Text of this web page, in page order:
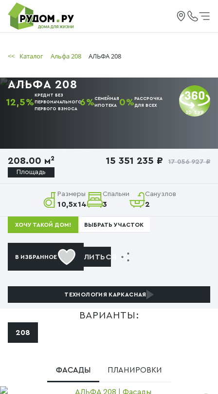
<< Каталог Альфа 208 АЛЬФА 208
АЛЬФА 208
12,5%
КРЕДИТ БЕЗ
ПЕРВОНАЧАЛЬНОГО
ПЕРВОГО ВЗНОСА
6%СЕМЕЙНАЯ
ИПОТЕКА
0%РАССРОЧКА
ДЛЯ ВСЕХ
3D ТУР
208.00 м²
Площадь
15 351 235 ₽ 17 056 927 ₽
Размеры
10,5x14
Спальни
3
Санузлов
2
ХОЧУ ТАКОЙ ДОМ! ВЫБРАТЬ УЧАСТОК
В ИЗБРАННОЕ ПОДЕЛИТЬСЯ
ТЕХНОЛОГИЯ КАРКАСНАЯ
ВАРИАНТЫ:
208
ФАСАДЫ ПЛАНИРОВКИ